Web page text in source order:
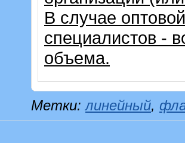
В случае
специалистов -
объема.
Метки:линейный,